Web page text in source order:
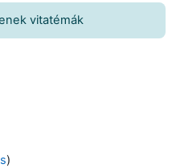
vitatémák
)